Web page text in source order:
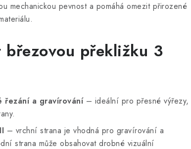
mechanickou pevnost a pomáhá omezit přirozené
březovou překližku 3
řezání a gravírování– ideální pro přesné výřezy,
– vrchní strana je vhodná pro gravírování a
strana může obsahovat drobné vizuální